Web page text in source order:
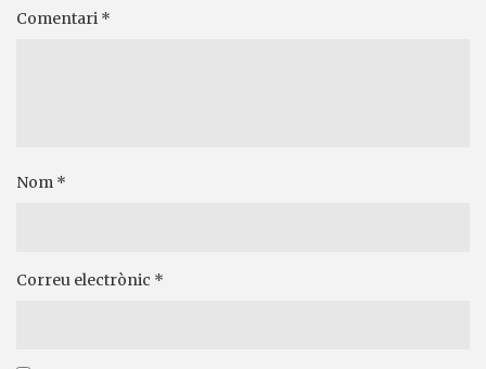
Comentari *
Nom *
Correu electrònic *